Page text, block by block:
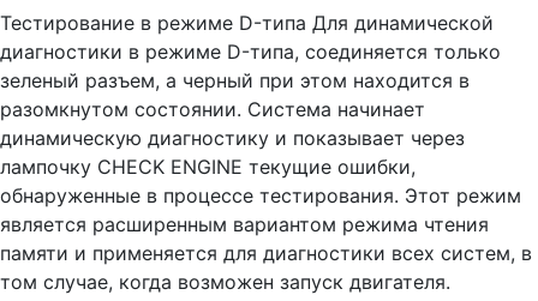
Тестирование в режиме D-типа Для динамической
диагностики в режиме D-типа, соединяется только
зеленый разъем, а черный при этом находится в
разомкнутом состоянии. Система начинает
динамическую диагностику и показывает через
лампочку CHECK ENGINE текущие ошибки,
обнаруженные в процессе тестирования. Этот режим
является расширенным вариантом режима чтения
памяти и применяется для диагностики всех систем, в
том случае, когда возможен запуск двигателя.